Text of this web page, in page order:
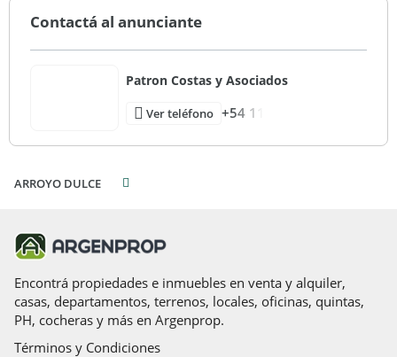
96 m2
Contactá al anunciante
Patron Costas y Asociados
Ver teléfono +54 11
ARROYO DULCE
Encontrá propiedades e inmuebles en venta y alquiler,
casas, departamentos, terrenos, locales, oficinas, quintas,
PH, cocheras y más en Argenprop.
Términos y Condiciones